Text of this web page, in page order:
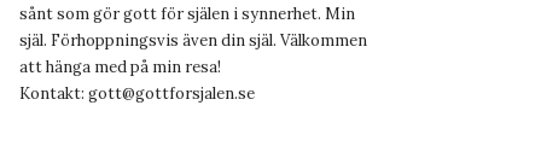
sånt som gör gott för själen i synnerhet. Min
själ. Förhoppningsvis även din själ. Välkommen
att hänga med på min resa!
Kontakt: gott@gottforsjalen.se